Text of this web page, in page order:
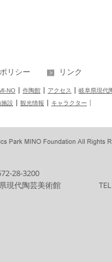
リシー リンク
NO 作陶館 アクセス
岐阜県現代
設 観光情報 キャラクター
28-3200
現代陶芸美術館